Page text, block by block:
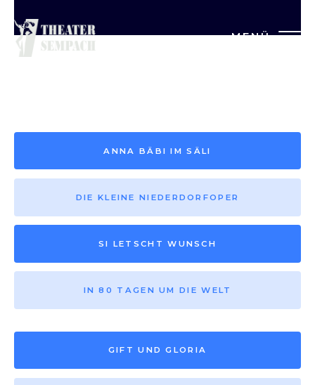
MENÜ
Saison vor 2013
ANNA BÄBI IM SÄLI
DIE KLEINE NIEDERDORFOPER
SI LETSCHT WUNSCH
IN 80 TAGEN UM DIE WELT
GIFT UND GLORIA